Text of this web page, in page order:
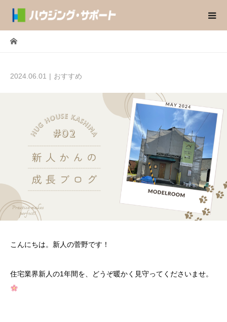
2024.06.01 おすすめ
こんにちは。新人の菅野です！
住宅業界新人の1年間を、どうぞ暖かく見守ってくださいませ。